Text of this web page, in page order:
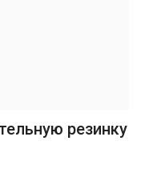
резинку